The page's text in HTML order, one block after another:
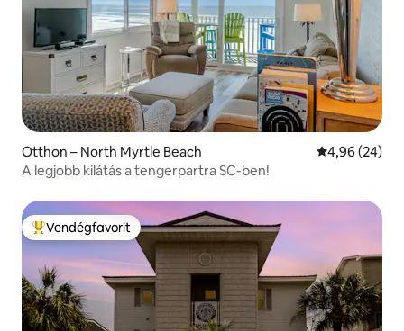
Otthon – North Myrtle Beach Átlagos
4,96 (24)
A legjobb kilátás a tengerpartra SC-ben!
Kiemelt vendégfavorit
Vendégfavorit